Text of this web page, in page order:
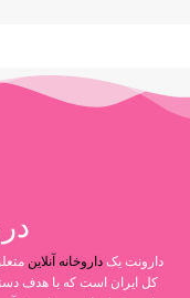
دارونت یکداروخانه آنلاین
کل ایران است که با هدف